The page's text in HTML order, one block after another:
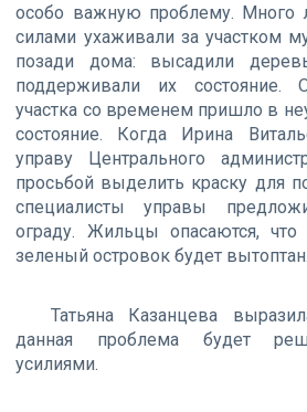
особо важную проблему. Много
силами ухаживали за участком
позади дома: высадили
поддерживали их состояние.
участка со временем пришло в
состояние. Когда Ирина
управу Центрального
просьбой выделить краску для
специалисты управы
ограду. Жильцы опасаются,
зеленый островок будет вытоптан.
Татьяна Казанцева
данная проблема будет
усилиями.